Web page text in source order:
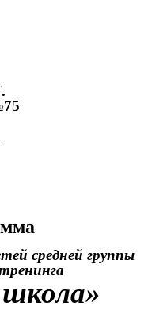
средней группы